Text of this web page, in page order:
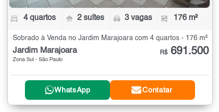
4 quartos 2 suítes 3 vagas 176 m²
Sobrado à Venda no Jardim Marajoara com 4 quartos - 176 m²
Jardim Marajoara
Zona Sul - São Paulo
R$ 691.500
WhatsApp Contatar